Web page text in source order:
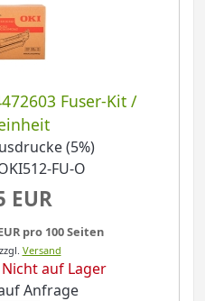
Fuser-Kit /
(5%)
FU-O
EUR
pro 100 Seiten
zzgl. Versand
Nicht auf Lager
Anfrage